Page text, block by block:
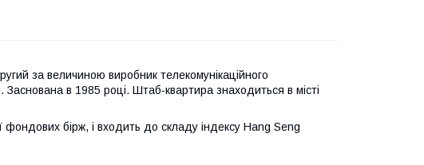
за величиною виробник телекомунікаційного
Заснована в 1985 році. Штаб-квартира знаходиться в місті
фондових бірж, і входить до складу індексу Hang Seng